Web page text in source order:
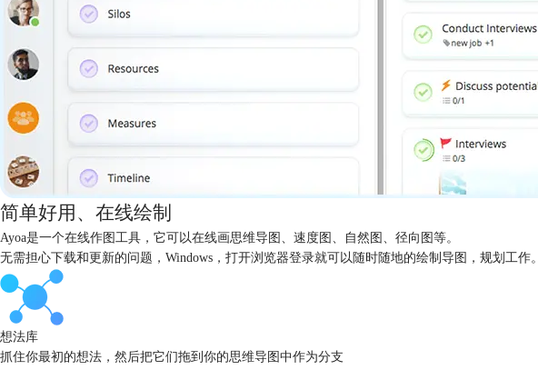
简单好用、在线绘制
Ayoa是一个在线作图工具，它可以在线画思维导图、速度图、自然图、径向图等。
无需担心下载和更新的问题，Windows，打开浏览器登录就可以随时随地的绘制导图，规划工作。
想法库
抓住你最初的想法，然后把它们拖到你的思维导图中作为分支